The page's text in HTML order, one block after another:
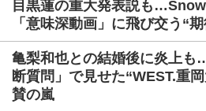
目黒蓮の重大発表説も
「意味深動画」に飛び交う“
亀梨和也との結婚後に炎上も
断質問」で見せた“WEST.重
賛の嵐